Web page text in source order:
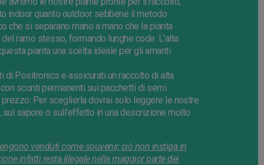
indoor quanto outdoor sebbene il metodo
che si separano mano a mano che la pianta
ramo stesso, formando lunghe code. L'alta
pianta una scelta ideale per gli amanti
di Positronics e assicurati un raccolto di alta
sconti permanenti sui pacchetti di semi
Per sceglierla dovrai solo leggere le nostre
sapore o sull'effetto in una descrizione molto
venduti come souvenir, ciò non instiga in
infatti resta illegale nella maggior parte dei